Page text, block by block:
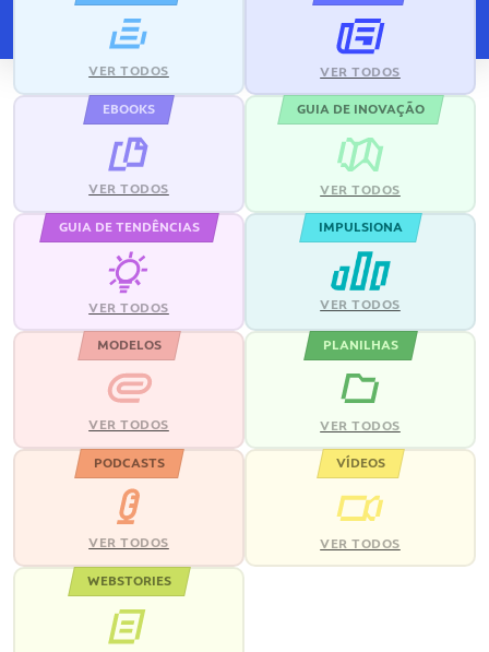
VER TODOS VER TODOS
EBOOKS
VER TODOS
GUIA DE INOVAÇÃO
VER TODOS
GUIA DE TENDÊNCIAS
VER TODOS
IMPULSIONA
VER TODOS
MODELOS
VER TODOS
PLANILHAS
VER TODOS
PODCASTS
VER TODOS
VÍDEOS
VER TODOS
WEBSTORIES